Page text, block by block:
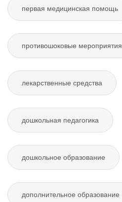
первая медицинская помощь
противошоковые мероприятия
лекарственные средства
дошкольная педагогика
дошкольное образование
дополнительное образование